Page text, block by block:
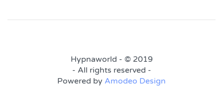
Hypnaworld - © 2019
- All rights reserved -
Powered by Amodeo Design